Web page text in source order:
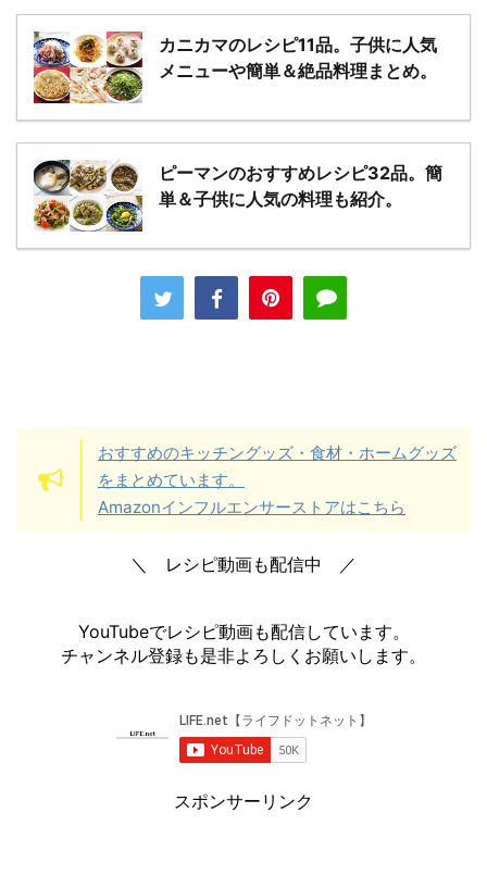
カニカマのレシピ11品。子供に人気
メニューや簡単＆絶品料理まとめ。
ピーマンのおすすめレシピ32品。簡
単＆子供に人気の料理も紹介。
おすすめのキッチングッズ・食材・ホームグッズ
をまとめています。
Amazonインフルエンサーストアはこちら
＼ レシピ動画も配信中 ／
YouTubeでレシピ動画も配信しています。
チャンネル登録も是非よろしくお願いします。
スポンサーリンク